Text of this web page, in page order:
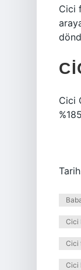
Cici
Cici
Cici
Cici
Cici